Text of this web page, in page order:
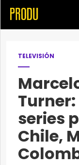
TELEVISIÓN
series
Chile,